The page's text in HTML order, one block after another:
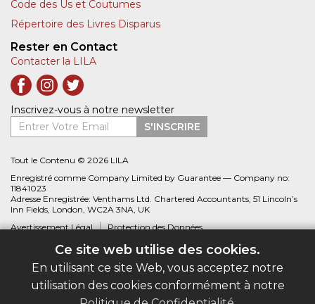
Ce site web utilise des cookies.
En utilisant ce site Web, vous acceptez notre
utilisation des cookies conformément à notre
Code des Us et Coutumes
Répertoire des Livres Disparus
Rester en Contact
Contacter la LILA
Inscrivez-vous à notre newsletter
Entrer Votre Email
S'INSCRIRE
Tout le Contenu © 2026 LILA
Enregistré comme Company Limited by Guarantee — Company no:
11841023
Adresse Enregistrée: Venthams Ltd. Chartered Accountants, 51 Lincoln’s
Inn Fields, London, WC2A 3NA, UK
Avertissement Légal
Protection des Données